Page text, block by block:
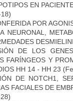
EN
POR
NEURONAL,
DE LOS
FARÍNGEOS Y
HH 14 - HH 23
DE NOTCH1,
FACIALES DE